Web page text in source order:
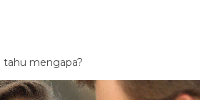
tahu mengapa?